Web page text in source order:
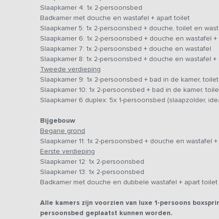
van luxe 1-persoons boxsprings (80x200/210 cm) welke
worden. Op de begane grond zijn twee slaapkamers
drempelloze douche, verdiept toilet, er zijn géén
eigen ligbad op de kamer. Voor de kinderen is er een
mogelijk om tegen betaling maximaal 4 kinderbedjes bij
Er is een groot terras aanwezig met een speelweide en
voetbalgoals.
Op de begane grond zijn twee slaapkamers met
Slaapkamer 4: 1x 2-persoonsbed
Badkamer met douche en wastafel + apart toilet
Slaapkamer 5: 1x 2-persoonsbed + douche, toilet en
Slaapkamer 6: 1x 2-persoonsbed + douche en wastafel
Slaapkamer 7: 1x 2-persoonsbed + douche en wastafel
Slaapkamer 8: 1x 2-persoonsbed + douche en wastafel
Tweede verdieping
Slaapkamer 9: 1x 2-persoonsbed + bad in de kamer,
Slaapkamer 10: 1x 2-persoonsbed + bad in de kamer,
Slaapkamer 6 duplex: 5x 1-persoonsbed (slaapzolder,
Bijgebouw
Begane grond
Slaapkamer 11: 1x 2-persoonsbed + douche en wastafel
Eerste verdieping
Slaapkamer 12: 1x 2-persoonsbed
Slaapkamer 13: 1x 2-persoonsbed
Badkamer met douche en dubbele wastafel + apart toilet
Alle kamers zijn voorzien van luxe 1-persoons
persoonsbed geplaatst kunnen worden.